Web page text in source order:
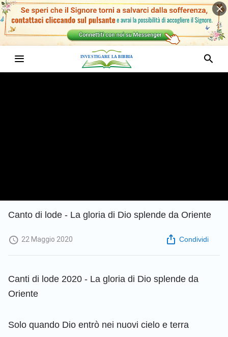
Canto di lode - La gloria di Dio splende da Oriente
22 Maggio 2020 Condividi
Canti di lode 2020 - La gloria di Dio splende da
Oriente
Solo quando Dio entrò nei nuovi cielo e terra